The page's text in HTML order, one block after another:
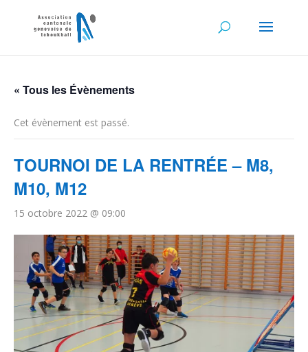
« Tous les Évènements
Cet évènement est passé.
TOURNOI DE LA RENTRÉE – M8,
M10, M12
15 octobre 2022 @ 09:00